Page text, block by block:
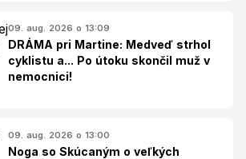
09. aug. 2026 o 13:09
DRÁMA pri Martine: Medveď strhol
cyklistu a... Po útoku skončil muž v
nemocnici!
09. aug. 2026 o 13:00
Noga so Skúcaným o veľkých